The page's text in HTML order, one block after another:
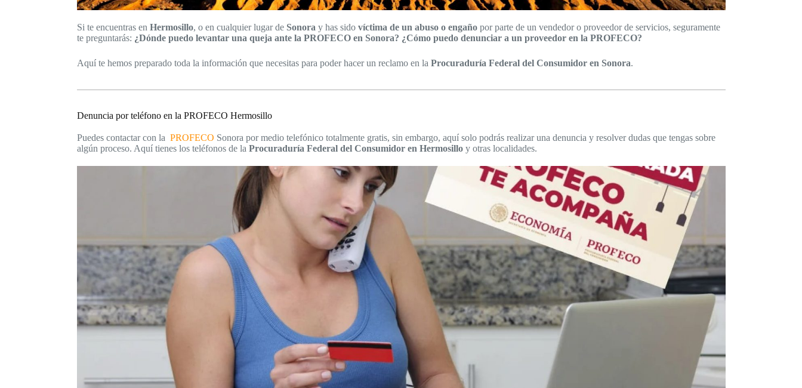
Si te encuentras en Hermosillo, o en cualquier lugar de Sonora y has sido víctima de un abuso o engañopor parte de un vendedor o proveedor de servicios, seguramente
te preguntarás: ¿Dónde puedo levantar una queja ante la PROFECO en Sonora? ¿Cómo puedo denunciar a un proveedor en la PROFECO?
Aquí te hemos preparado toda la información que necesitas para poder hacer un reclamo en la Procuraduría Federal del Consumidor en Sonora.
Denuncia por teléfono en la PROFECO Hermosillo
Puedes contactar con la PROFECO Sonora por medio telefónico totalmente gratis, sin embargo, aquí solo podrás realizar una denuncia y resolver dudas que tengas sobre
algún proceso. Aquí tienes los teléfonos de la Procuraduría Federal del Consumidor en Hermosilloy otras localidades.